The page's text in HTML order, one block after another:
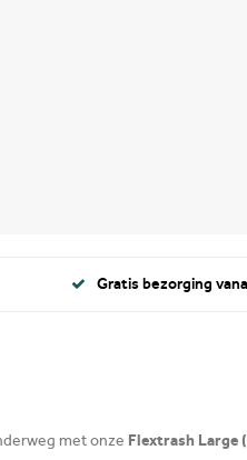
Gratis bezorging
met onze Flextrash Large